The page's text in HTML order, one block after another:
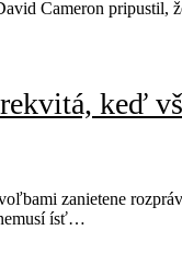
Cameron pripustil,
keď
zanietene
ísť…